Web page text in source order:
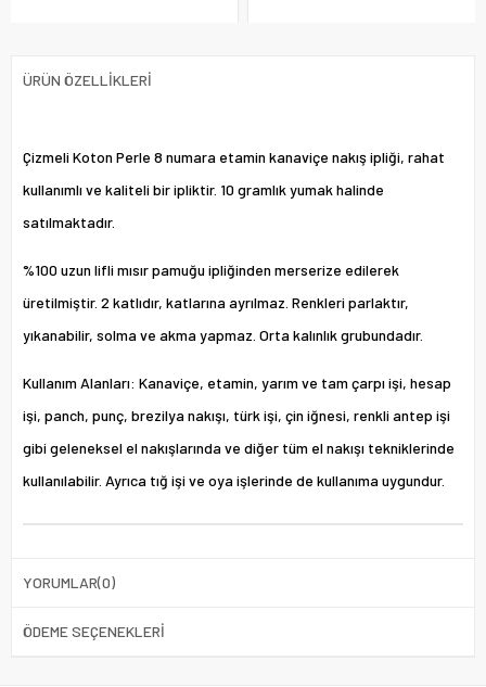
ÜRÜN ÖZELLIKLERI
Çizmeli Koton Perle 8 numara etamin kanaviçe nakış ipliği, rahat
kullanımlı ve kaliteli bir ipliktir. 10 gramlık yumak halinde
satılmaktadır.
%100 uzun lifli mısır pamuğu ipliğinden merserize edilerek
üretilmiştir. 2 katlıdır, katlarına ayrılmaz. Renkleri parlaktır,
yıkanabilir, solma ve akma yapmaz. Orta kalınlık grubundadır.
Kullanım Alanları: Kanaviçe, etamin, yarım ve tam çarpı işi, hesap
işi, panch, punç, brezilya nakışı, türk işi, çin iğnesi, renkli antep işi
gibi geleneksel el nakışlarında ve diğer tüm el nakışı tekniklerinde
kullanılabilir. Ayrıca tığ işi ve oya işlerinde de kullanıma uygundur.
YORUMLAR(0)
ÖDEME SEÇENEKLERI